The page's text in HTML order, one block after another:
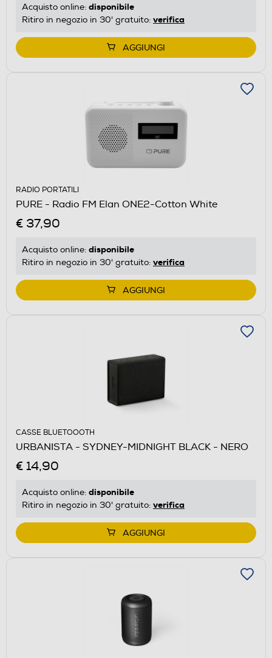
Acquisto online: disponibile
Ritiro in negozio in 30' gratuito: verifica
AGGIUNGI
RADIO PORTATILI
PURE - Radio FM Elan ONE2-Cotton White
€ 37,90
Acquisto online: disponibile
Ritiro in negozio in 30' gratuito: verifica
AGGIUNGI
CASSE BLUETOOOTH
URBANISTA - SYDNEY-MIDNIGHT BLACK - NERO
€ 14,90
Acquisto online: disponibile
Ritiro in negozio in 30' gratuito: verifica
AGGIUNGI